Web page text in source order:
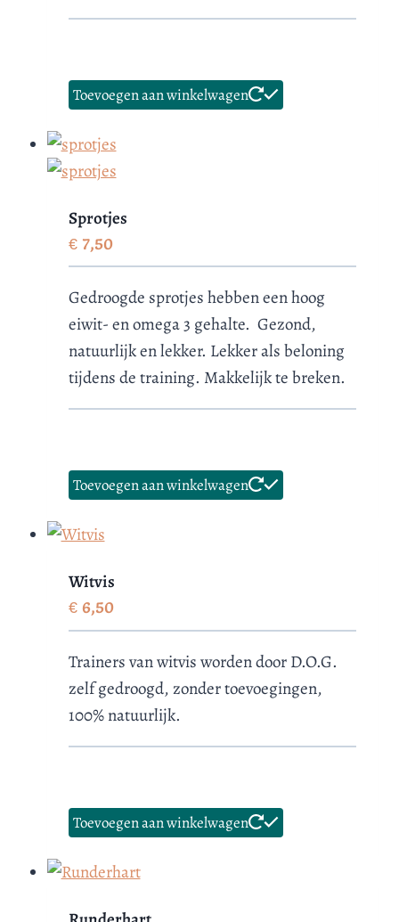
Toevoegen aan winkelwagen
Sprotjes
€7,50
Gedroogde sprotjes hebben een hoog
eiwit- en omega 3 gehalte. Gezond,
natuurlijk en lekker. Lekker als beloning
tijdens de training. Makkelijk te breken.
Toevoegen aan winkelwagen
Witvis
€6,50
Trainers van witvis worden door D.O.G.
zelf gedroogd, zonder toevoegingen,
100% natuurlijk.
Toevoegen aan winkelwagen